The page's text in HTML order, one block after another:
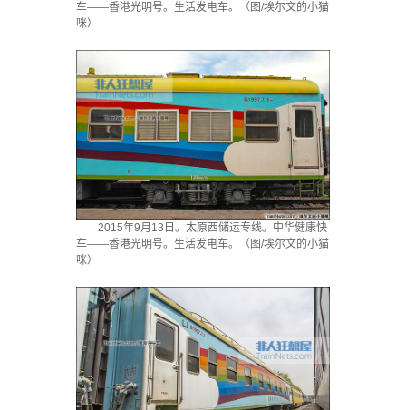
车——香港光明号。生活发电车。（图/埃尔文的小猫
咪）
2015年9月13日。太原西储运专线。中华健康快
车——香港光明号。生活发电车。（图/埃尔文的小猫
咪）